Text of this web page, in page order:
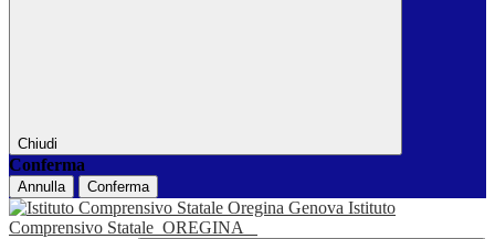
Chiudi
Conferma
Annulla Conferma
Istituto
Comprensivo Statale OREGINA